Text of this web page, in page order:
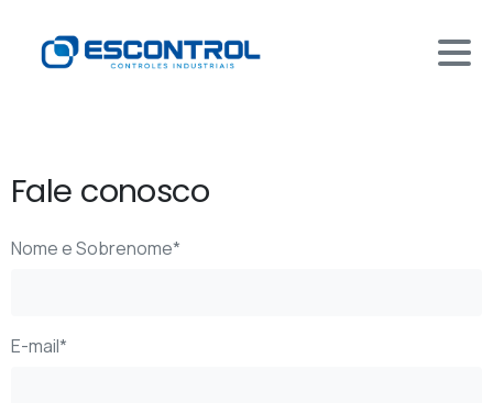
Fale conosco
Nome e Sobrenome*
E-mail*